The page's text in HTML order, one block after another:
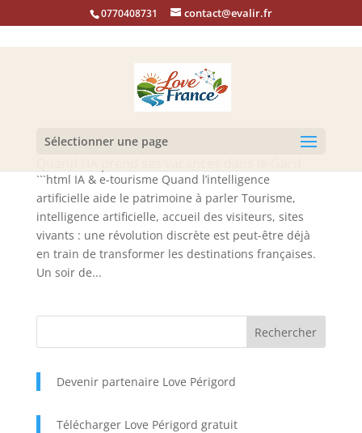
0770408731 contact@evalir.fr
Sélectionner une page
```html IA & e-tourisme Quand l’intelligence
artificielle aide le patrimoine à parler Tourisme,
intelligence artificielle, accueil des visiteurs, sites
vivants : une révolution discrète est peut-être déjà
en train de transformer les destinations françaises.
Un soir de...
Devenir partenaire Love Périgord
Télécharger Love Périgord gratuit